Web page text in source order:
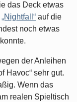
das Deck etwas
„Nightfall“ auf die
noch etwas
der Anleihen
Havoc“ sehr gut.
Wenn das
realen Spieltisch